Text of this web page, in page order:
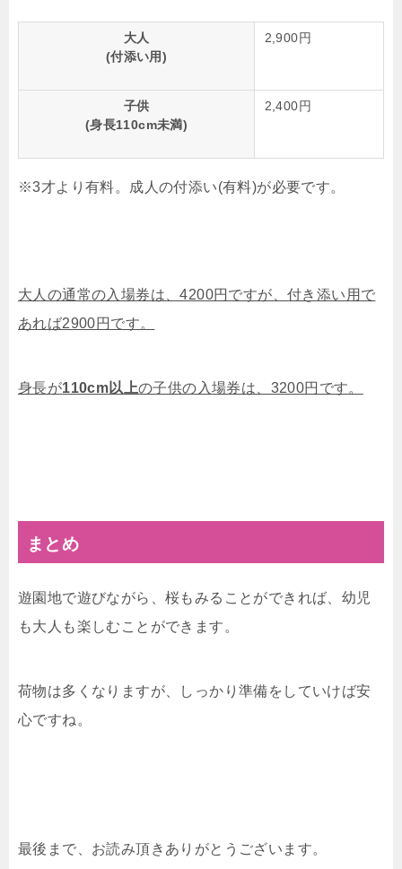
大人
(付添い用)
2,900円
子供
(身長110cm未満)
2,400円
※3才より有料。 成人の付添い(有料)が必要です。
大人の通常の入場券は、4200円ですが、付き添い用で
あれば2900円です。
身長が110cm以上の子供の入場券は、3200円です。
まとめ
遊園地で遊びながら、桜もみることができれば、幼児
も大人も楽しむことができます。
荷物は多くなりますが、しっかり準備をしていけば安
心ですね。
最後まで、お読み頂きありがとうございます。